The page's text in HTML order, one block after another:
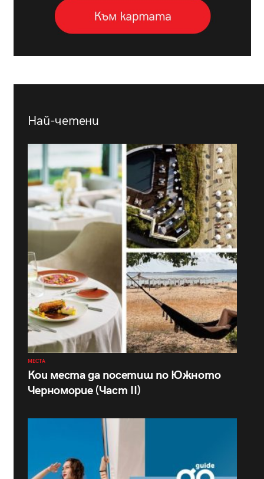
Най-четени
МЕСТА
Кои места да посетиш по Южното
Черноморие (Част II)